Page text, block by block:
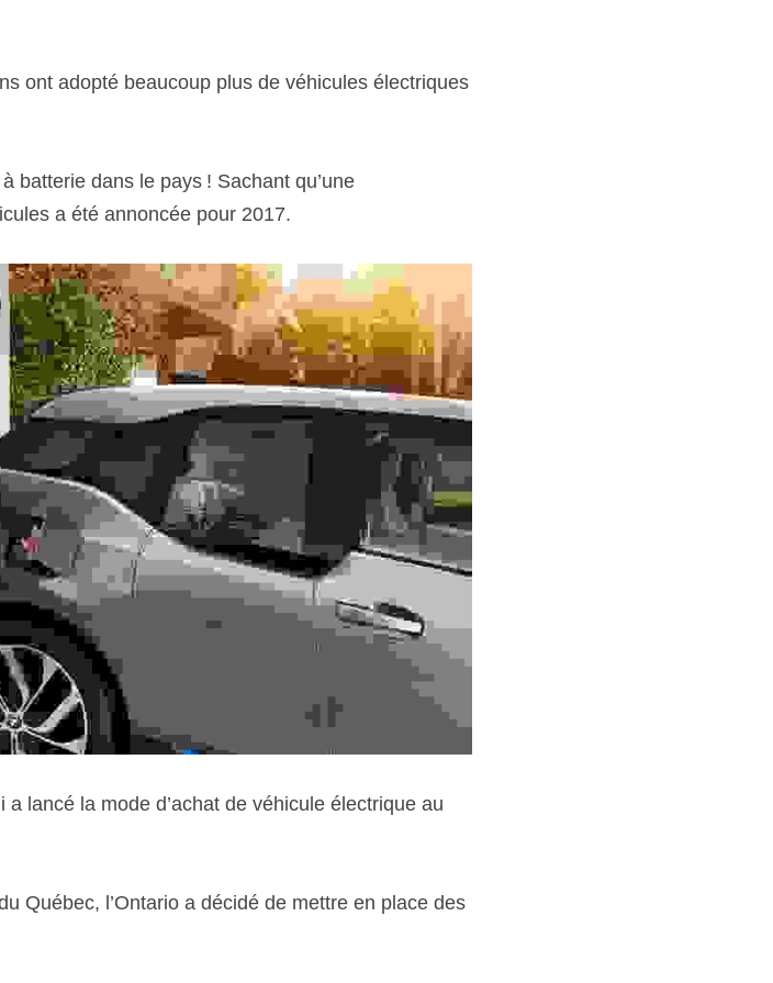
ont adopté beaucoup plus de véhicules électriques
batterie dans le pays ! Sachant qu’une
a été annoncée pour 2017.
lancé la mode d’achat de véhicule électrique au
Québec, l’Ontario a décidé de mettre en place des